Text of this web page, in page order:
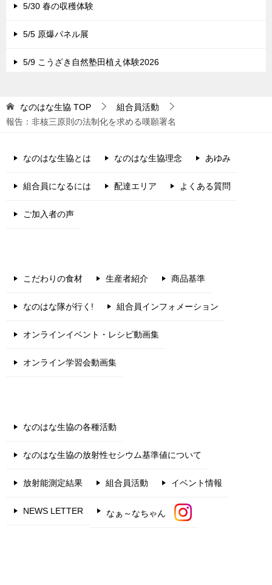
5/30 春の収穫体験
5/5 原爆パネル展
5/9 こうざき自然塾田植え体験2026
なのはな生協 TOP
組合員活動
報告：非核三原則の法制化を求める嘆願署名
なのはな生協とは なのはな生協理念 あゆみ
組合員になるには 配達エリア よくある質問
ご加入者の声
こだわりの食材 生産者紹介 商品基準
なのはな隊が行く! 組合員インフォメーション
オンラインイベント・レシピ動画集
オンライン学習会動画集
なのはな生協の各種活動
なのはな生協の放射性セシウム基準値について
放射能測定結果 組合員活動 イベント情報
NEWS LETTER なぁ～なちゃん